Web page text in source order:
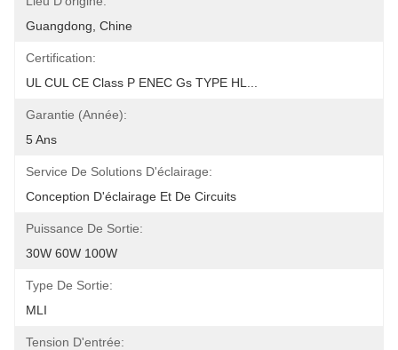
Guangdong, Chine
Certification:
UL CUL CE Class P ENEC Gs TYPE HL...
Garantie (année):
5 Ans
Service De Solutions D'éclairage:
Conception D'éclairage Et De Circuits
Puissance De Sortie:
30W 60W 100W
Type De Sortie:
MLI
Tension D'entrée: